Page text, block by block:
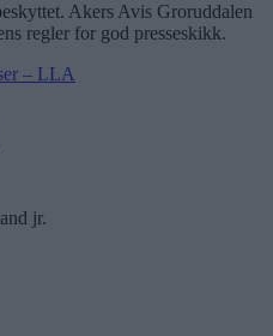
Akers Avis Groruddalen
regler for god presseskikk.
– LLA
jr.